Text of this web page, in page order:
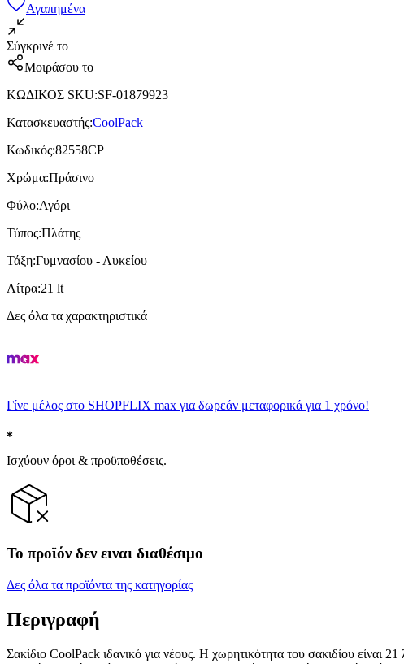
Αγαπημένα
Σύγκρινέ το
Μοιράσου το
ΚΩΔΙΚΟΣ SKU:SF-01879923
Κατασκευαστής:CoolPack
Κωδικός:82558CP
Χρώμα:Πράσινο
Φύλο:Αγόρι
Τύπος:Πλάτης
Τάξη:Γυμνασίου - Λυκείου
Λίτρα:21 lt
Δες όλα τα χαρακτηριστικά
Γίνε μέλος στο SHOPFLIX max για δωρεάν μεταφορικά για 1 χρόνο!
Ισχύουν όροι & προϋποθέσεις.
Το προϊόν δεν ειναι διαθέσιμο
Δες όλα τα προϊόντα της κατηγορίας
Περιγραφή
Σακίδιο CoolPack ιδανικό για νέους. Η χωρητικότητα του σακιδίου είναι